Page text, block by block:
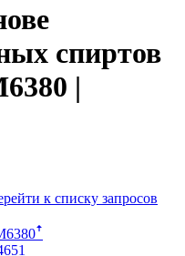
спиртов
|
к списку запросов